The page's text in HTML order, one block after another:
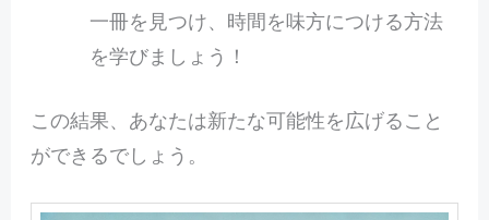
一冊を見つけ、時間を味方につける方法
を学びましょう！
この結果、あなたは新たな可能性を広げること
ができるでしょう。